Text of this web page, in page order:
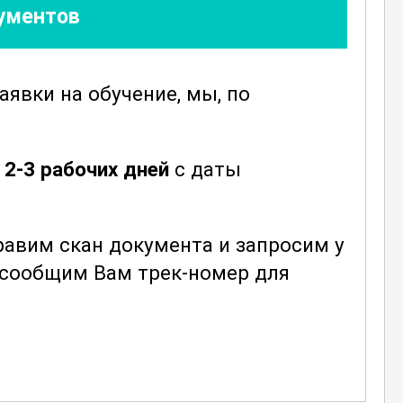
на обучение, мы, по
2-3 рабочих дней с даты
скан документа и запросим у
Вам трек-номер для